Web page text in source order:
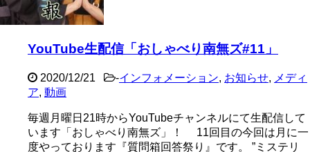
YouTube生配信「おしゃべり南無ズ#11」
2020/12/21 -インフォメーション, お知らせ, メディ
ア, 動画
毎週月曜日21時からYouTubeチャンネルにて生配信して
います「おしゃべり南無ズ」！ 11回目の今回は月に一
度やっております『質問箱回答祭り』です。 ”ミステリ